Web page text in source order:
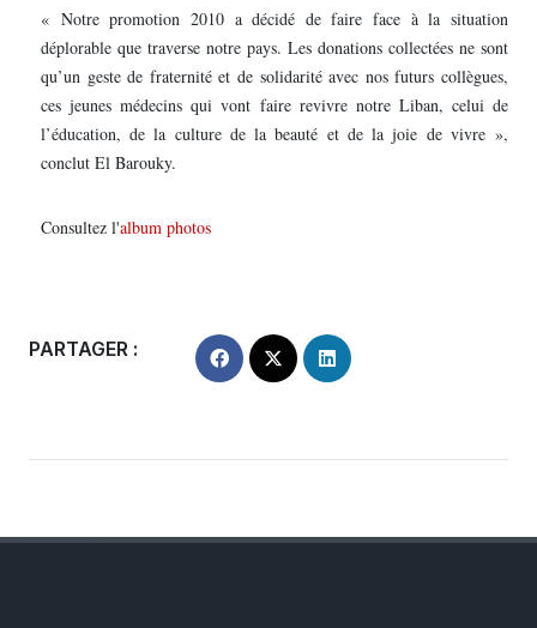
« Notre promotion 2010 a décidé de faire face à la situation
déplorable que traverse notre pays. Les donations collectées ne sont
qu’un geste de fraternité et de solidarité avec nos futurs collègues,
ces jeunes médecins qui vont faire revivre notre Liban, celui de
l’éducation, de la culture de la beauté et de la joie de vivre »,
conclut El Barouky.
Consultez l'album photos
PARTAGER :